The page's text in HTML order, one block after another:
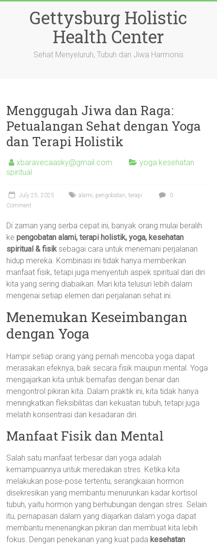
Gettysburg Holistic
Health Center
Sehat Menyeluruh, Tubuh dan Jiwa Harmonis
Menggugah Jiwa dan Raga:
Petualangan Sehat dengan Yoga
dan Terapi Holistik
xbaravecaasky@gmail.com
yoga kesehatan
spiritual
July 25, 2025 alami, pengobatan,terapi
0
Comment
Di zaman yang serba cepat ini, banyak orang mulai beralih
kepengobatan alami, terapi holistik, yoga, kesehatan
spiritual & fisiksebagai cara untuk menemani perjalanan
hidup mereka. Kombinasi ini tidak hanya memberikan
manfaat fisik, tetapi juga menyentuh aspek spiritual dari diri
kita yang sering diabaikan. Mari kita telusuri lebih dalam
mengenai setiap elemen dari perjalanan sehat ini.
Menemukan Keseimbangan
dengan Yoga
Hampir setiap orang yang pernah mencoba yoga dapat
merasakan efeknya, baik secara fisik maupun mental. Yoga
mengajarkan kita untuk bernafas dengan benar dan
mengontrol pikiran kita. Dalam praktik ini, kita tidak hanya
meningkatkan fleksibilitas dan kekuatan tubuh, tetapi juga
melatih konsentrasi dan kesadaran diri.
Manfaat Fisik dan Mental
Salah satu manfaat terbesar dari yoga adalah
kemampuannya untuk meredakan stres. Ketika kita
melakukan pose-pose tertentu, serangkaian hormon
disekresikan yang membantu menurunkan kadar kortisol
tubuh, yaitu hormon yang berhubungan dengan stres. Selain
itu, pernapasan dalam yang diajarkan dalam yoga dapat
membantu menenangkan pikiran dan membuat kita lebih
fokus. Dengan penekanan yang kuat pada kesehatan